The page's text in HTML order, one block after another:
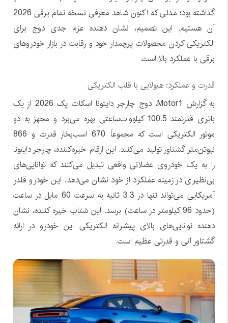
گذاشته بود؛ مدلی که اکنون شاهد معرفی نسخه تمام برقی 2026
آن هستیم. این تصمیم، نشان دهنده عزم جدی دوج برای
الکتریکی کردن محصولات پرچمدار خود و رقابت در بازار خودروهای
برقی با عملکرد بالا است.
قدرت و عملکرد: هیولایی با قلب الکتریکی
به گزارش Motor1، دوج چارجر دایتونا اسکات پک 2026 از یک
باتری قدرتمند 100.5 کیلووات‌ساعتی بهره می‌برد و مجهز به دو
موتور الکتریکی است که مجموعاً 670 اسب‌بخار قدرت و 866
نیوتن‌متر گشتاور تولید می‌کنند. این ارقام خیره‌کننده، چارجر دایتونا
را به یک خودروی عضلانی واقعی تبدیل می‌کنند که توانایی‌های
بی‌نظیری در زمینه عملکرد از خود نشان می‌دهد. این خودرو قلدر
آمریکایی می‌تواند تنها در 3.3 ثانیه به سرعت 60 مایل در ساعت
(حدود 96 کیلومتر در ساعت) برسد. این شتاب خیره کننده، نشان
دهنده توانایی‌های بالای پیشرانه الکتریکی این خودرو در ارائه
گشتاور آنی و قدرتی عظیم است.